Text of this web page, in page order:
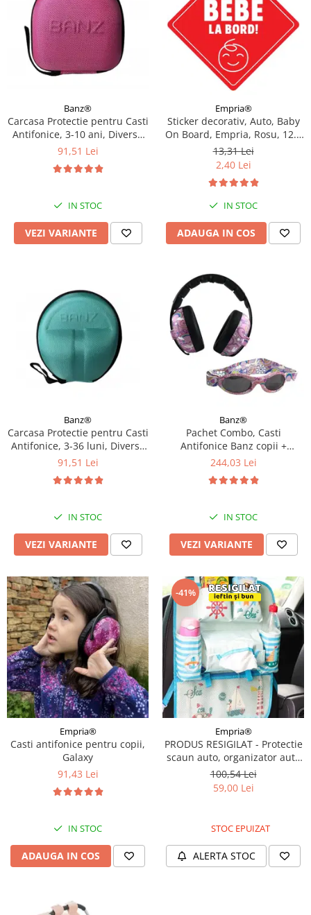
Banz®
Carcasa Protectie pentru Casti
Antifonice, 3-10 ani, Diverse
culori
91,51 Lei
IN STOC
VEZI VARIANTE
Empria®
Sticker decorativ, Auto, Baby
On Board, Empria, Rosu, 12.5
x 12.5 cm
13,31 Lei
2,40 Lei
IN STOC
ADAUGA IN COS
Banz®
Carcasa Protectie pentru Casti
Antifonice, 3-36 luni, Diverse
culori
91,51 Lei
IN STOC
VEZI VARIANTE
Banz®
Pachet Combo, Casti
Antifonice Banz copii +
Ochelari de Soare Protectie
modele
244,03 Lei
IN STOC
VEZI VARIANTE
Empria®
Casti antifonice pentru copii,
Galaxy
91,43 Lei
IN STOC
ADAUGA IN COS
-41%
Empria®
PRODUS RESIGILAT - Protectie
scaun auto, organizator auto
copii, 8 buzunare, Empria,
54x43 cm, Bleu
100,54 Lei
59,00 Lei
STOC EPUIZAT
ALERTA STOC